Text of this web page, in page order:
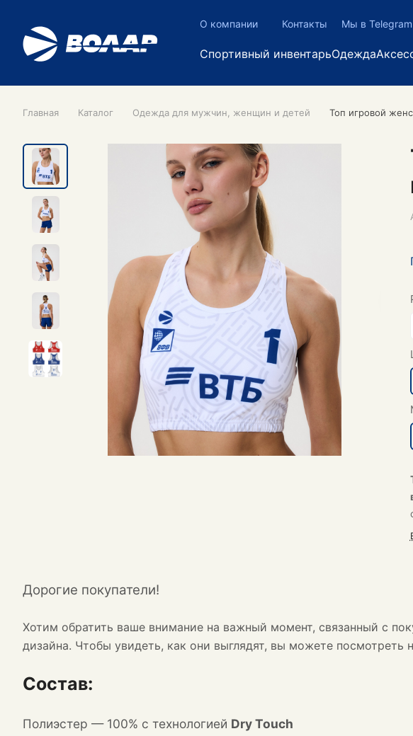
О компании Контакты Мы в Telegram
Спортивный инвентарьОдежда
Главная Каталог Одежда для мужчин, женщин и детей Топ игровой
Дорогие покупатели!
Хотим обратить ваше внимание на важный момент, связанный с
дизайна. Чтобы увидеть, как они выглядят, вы можете посмотреть
Состав:
Полиэстер — 100% с технологией Dry Touch